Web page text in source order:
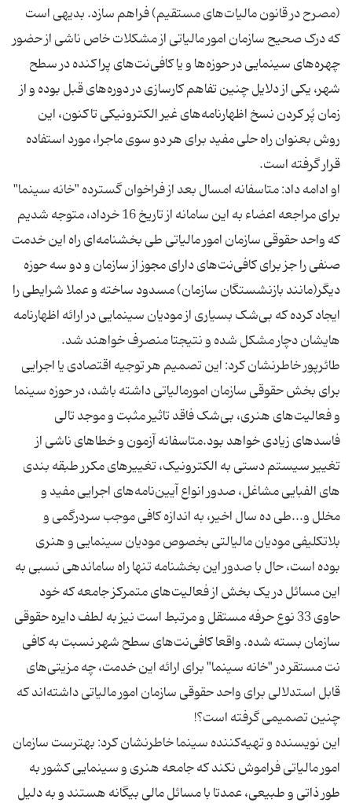
(مصرح در قانون مالیات‌های مستقیم) فراهم سازد. بدیهی است
که درک صحیح سازمان امور مالیاتی از مشکلات خاص ناشی از حضور
چهره‌های سینمایی در حوزه‌ها و یا کافی‌نت‌های پراکنده در سطح
شهر، یکی از دلایل چنین تفاهم کارسازی در دوره‌های قبل بوده و از
زمان پُر کردن نسخ اظهارنامه‌های غیر الکترونیکی تاکنون، این
روش بعنوان راه حلی مفید برای هر دو سوی ماجرا، مورد استفاده
او ادامه داد: متاسفانه امسال بعد از فراخوان گسترده "خانه سینما"
برای مراجعه اعضاء به این سامانه از تاریخ 16 خرداد، متوجه شدیم
که واحد حقوقی سازمان امور مالیاتی طی بخشنامه‌ای راه این خدمت
صنفی را جز برای کافی‌نت‌های دارای مجوز از سازمان و دو سه حوزه
دیگر(مانند بازنشستگان سازمان) مسدود ساخته و عملا شرایطی را
ایجاد کرده که بی‌شک بسیاری از مودیان سینمایی در ارائه اظهارنامه
طائرپور خاطرنشان کرد: این تصمیم هر توجیه اقتصادی یا اجرایی
برای بخش حقوقی سازمان امورمالیاتی داشته باشد، در حوزه سینما
و فعالیت‌های هنری، بی‌شک فاقد تاثیر مثبت و موجد تالی
فاسدهای زیادی خواهد بود.متاسفانه آزمون و خطاهای ناشی از
تغییر سیستم دستی به الکترونیک، تغییرهای مکرر طبقه بندی‌
های الفبایی مشاغل، صدور انواع آیین‌نامه‌های ‌اجرایی مفید و
مخلل و...طی ده سال اخیر، به اندازه کافی موجب سردرگمی و
بلاتکلیفی مودیان مالیالتی بخصوص مودیان سینمایی و هنری
بوده است، حال با صدور این بخشنامه تنها راه ساماندهی نسبی به
این مسائل در یک بخش از فعالیت‌های متمرکز جامعه که خود
حاوی 33 نوع حرفه مستقل و مرتبط است نیز به لطف دایره حقوقی
سازمان بسته شده. واقعا کافی‌نت‌های سطح شهر نسبت به کافی
نت مستقر در "خانه سینما" برای ارائه این خدمت، چه مزیتی‌های
قابل استدلالی برای واحد حقوقی سازمان امور مالیاتی داشته‌اند که
این نویسنده و تهیه‌کننده سینما خاطرنشان کرد:‌ بهترست سازمان
امور مالیاتی فراموش نکند که جامعه هنری و سینمایی کشور به
طور ذاتی و طبیعی، عمدتا با مسائل مالی بیگانه هستند و به دلیل